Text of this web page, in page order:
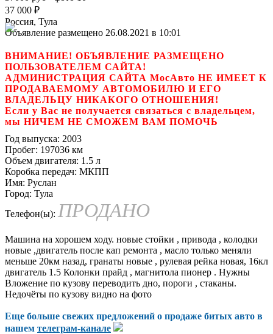
37 000 ₽
Россия, Тула
Объявление размещено 26.08.2021 в 10:01
ВНИМАНИЕ! ОБЪЯВЛЕНИЕ РАЗМЕЩЕНО
ПОЛЬЗОВАТЕЛЕМ САЙТА!
АДМИНИСТРАЦИЯ САЙТА МосАвто НЕ ИМЕЕТ К
ПРОДАВАЕМОМУ АВТОМОБИЛЮ И ЕГО
ВЛАДЕЛЬЦУ НИКАКОГО ОТНОШЕНИЯ!
Если у Вас не получается связаться с владельцем,
мы НИЧЕМ НЕ СМОЖЕМ ВАМ ПОМОЧЬ
Год выпуска: 2003
Пробег: 197036 км
Объем двигателя: 1.5 л
Коробка передач: МКПП
Имя: Руслан
Город: Тула
Телефон(ы): ПРОДАНО
Машина на хорошем ходу. новые стойки , привода , колодки
новые ,двигатель после кап ремонта , масло только меняли
меньше 20км назад, гранаты новые , рулевая рейка новая, 16кл
двигатель 1.5 Колонки прайд , магнитола пионер . Нужны
Вложение по кузову переводить дно, пороги , стаканы.
Недочёты по кузову видно на фото
Еще больше свежих предложений о продаже битых авто в
нашем телеграм-канале